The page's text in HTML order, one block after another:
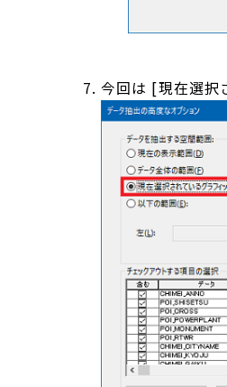
今回は [現在選択